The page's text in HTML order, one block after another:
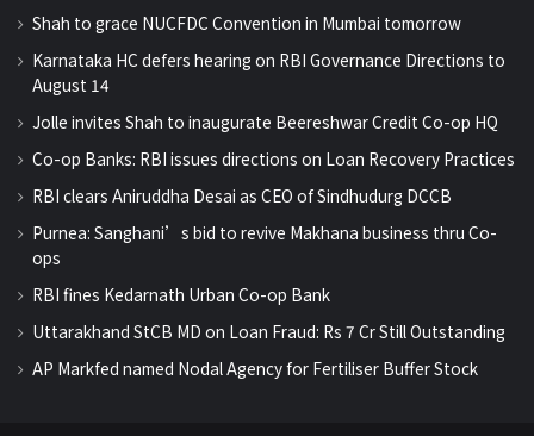
Shah to grace NUCFDC Convention in Mumbai tomorrow
Karnataka HC defers hearing on RBI Governance Directions to
August 14
Jolle invites Shah to inaugurate Beereshwar Credit Co-op HQ
Co-op Banks: RBI issues directions on Loan Recovery Practices
RBI clears Aniruddha Desai as CEO of Sindhudurg DCCB
Purnea: Sanghani’s bid to revive Makhana business thru Co-
ops
RBI fines Kedarnath Urban Co-op Bank
Uttarakhand StCB MD on Loan Fraud: Rs 7 Cr Still Outstanding
AP Markfed named Nodal Agency for Fertiliser Buffer Stock